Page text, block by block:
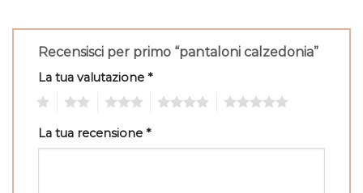
Recensisci per primo “pantaloni calzedonia”
La tua valutazione *
La tua recensione *